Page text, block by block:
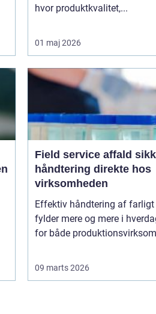
hvor produktkvalitet,...
01 maj 2026
Field service affald sikker
håndtering direkte hos
virksomheden
Effektiv håndtering af
fylder mere og mere i
for både
09 marts 2026